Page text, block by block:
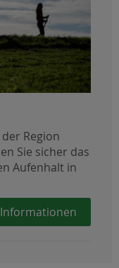
Region
Sie sicher das
Aufenhalt in